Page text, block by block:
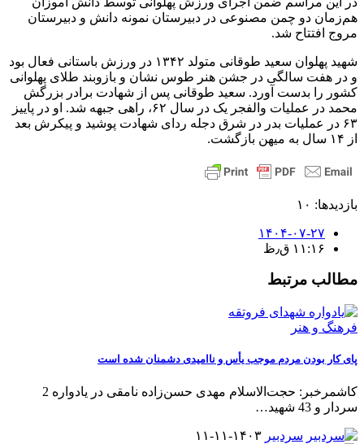
هم‌زمان دو چمن مصنوعی در دبیرستان نمونه دانش و دبیرستان
مروج افتتاح شد.
شهید پهلوان سعید طوقانی متولد ۱۳۴۲ در ورزش باستانی فعال بود
و در هفت سالگی در جشن هنر طوس نشان و بازوبند طلای پهلوانی
کشور را بدست آورد. سعید طوقانی پس از شهادت برادر بزرگش
محمد در عملیات والفجر یک در سال ۶۲، راهی جبهه شد. او در پاییز
۶۳ در عملیات بدر در شرق دجله ردای شهادت پوشید و پیکرش بعد
از ۱۴ سال به میهن بازگشت.
بازدیدها: ۱۰
۱۴۰۴-۰۷-۲۷
۱۱:۱۶ ق٫ظ
مطالب مرتبط
فرهنگ و هنر
پای کار بودن مردم موجب یأس و ناامیدی دشمنان شده است
کاشمرخبر: حجت‌الاسلام مهدی حسن‌زاده نامقی در یادواره 2
سردار و 43 شهید
…
سردبیر ۱۴۰۳-۱۱-۱۱